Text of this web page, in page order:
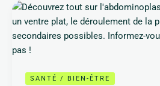
SANTÉ / BIEN-ÊTRE
Abdominoplastie
:
bienfaits,
procédure
effets